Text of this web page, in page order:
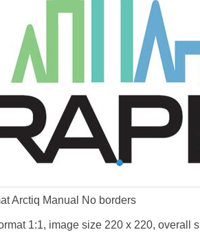
Arctiq Manual No borders
1:1, image size 220 x 220, overall